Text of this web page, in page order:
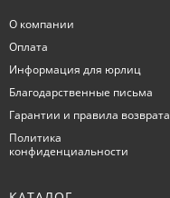
О компании
Оплата
Информация для юрлиц
Благодарственные письма
Гарантии и правила возврата
Политика
конфиденциальности